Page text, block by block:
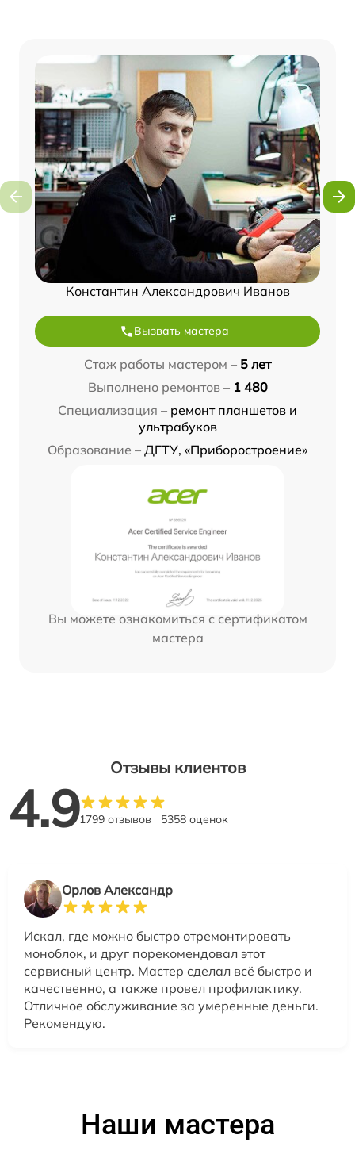
Константин Александрович Иванов
Вызвать мастера
Стаж работы мастером – 5 лет
Выполнено ремонтов – 1 480
Специализация – ремонт планшетов и
ультрабуков
Образование – ДГТУ, «Приборостроение»
Вы можете ознакомиться с сертификатом
мастера
Отзывы клиентов
4.91799 отзывов 5358 оценок
Орлов Александр
Искал, где можно быстро отремонтировать
моноблок, и друг порекомендовал этот
сервисный центр. Мастер сделал всё быстро и
качественно, а также провел профилактику.
Отличное обслуживание за умеренные деньги.
Рекомендую.
Наши мастера